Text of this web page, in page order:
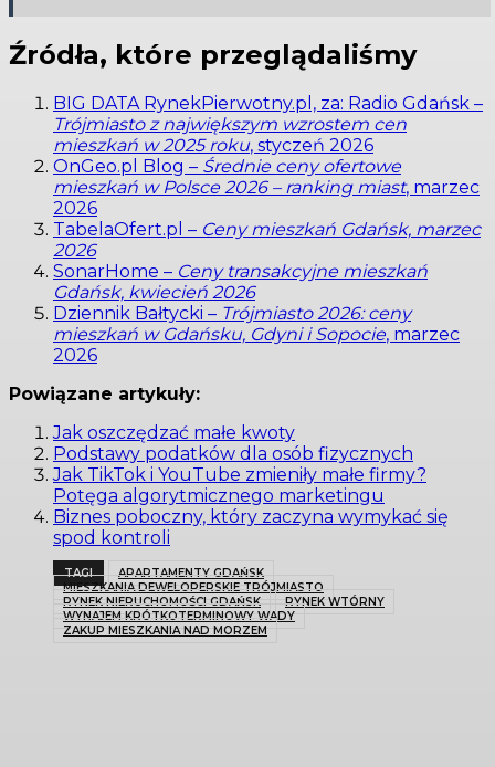
Źródła, które przeglądaliśmy
BIG DATA RynekPierwotny.pl, za: Radio Gdańsk –
Trójmiasto z największym wzrostem cen
mieszkań w 2025 roku, styczeń 2026
OnGeo.pl Blog – Średnie ceny ofertowe
mieszkań w Polsce 2026 – ranking miast, marzec
2026
TabelaOfert.pl – Ceny mieszkań Gdańsk, marzec
2026
SonarHome – Ceny transakcyjne mieszkań
Gdańsk, kwiecień 2026
Dziennik Bałtycki – Trójmiasto 2026: ceny
mieszkań w Gdańsku, Gdyni i Sopocie, marzec
2026
Powiązane artykuły:
Jak oszczędzać małe kwoty
Podstawy podatków dla osób fizycznych
Jak TikTok i YouTube zmieniły małe firmy?
Potęga algorytmicznego marketingu
Biznes poboczny, który zaczyna wymykać się
spod kontroli
TAGI
APARTAMENTY GDAŃSK
MIESZKANIA DEWELOPERSKIE TRÓJMIASTO
RYNEK NIERUCHOMOŚCI GDAŃSK
RYNEK WTÓRNY
WYNAJEM KRÓTKOTERMINOWY WADY
ZAKUP MIESZKANIA NAD MORZEM